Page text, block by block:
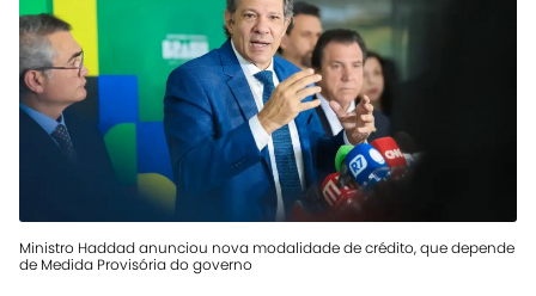
Ministro Haddad anunciou nova modalidade de crédito, que depende
de Medida Provisória do governo